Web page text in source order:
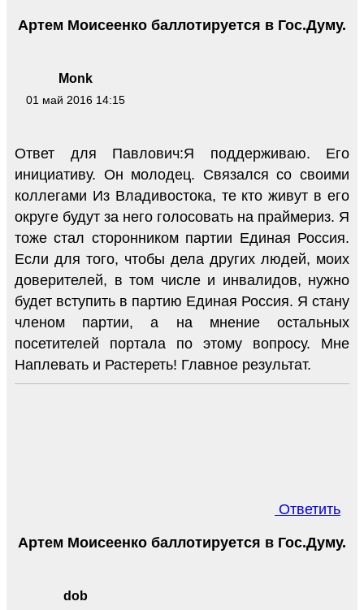
Monk
01 май 2016 14:15
Артем Моисеенко баллотируется в Гос.Думу.
Ответ для Павлович:Я поддерживаю. Его
инициативу. Он молодец. Связался со своими
коллегами Из Владивостока, те кто живут в его
округе будут за него голосовать на праймериз. Я
тоже стал сторонником партии Единая Россия.
Если для того, чтобы дела других людей, моих
доверителей, в том числе и инвалидов, нужно
будет вступить в партию Единая Россия. Я стану
членом партии, а на мнение остальных
посетителей портала по этому вопросу. Мне
Наплевать и Растереть! Главное результат.
Ответить
dob
Артем Моисеенко баллотируется в Гос.Думу.